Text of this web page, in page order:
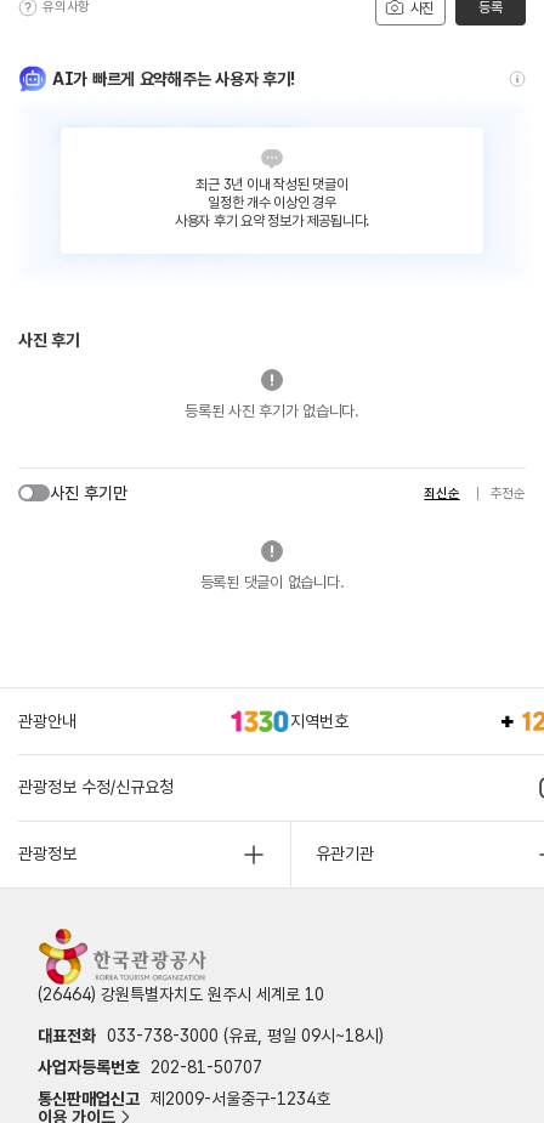
사진
유의사항 등록
AI가 빠르게 요약해주는 사용자 후기!
최근 3년 이내 작성된 댓글이
일정한 개수 이상인 경우
사용자 후기 요약 정보가 제공됩니다.
사진 후기
등록된 사진 후기가 없습니다.
사진 후기만 최신순 추천순
등록된 댓글이 없습니다.
관광안내 지역번호
관광정보 수정/신규요청
관광정보 유관기관
(26464) 강원특별자치도 원주시 세계로 10
대표전화 033-738-3000 (유료, 평일 09시~18시)
사업자등록번호
202-81-50707
통신판매업신고 제2009-서울중구-1234호
이용 가이드